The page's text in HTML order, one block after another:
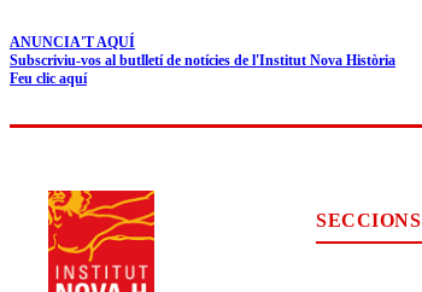
ANUNCIA'T AQUÍ
Subscriviu-vos al butlletí de notícies de l'Institut Nova Història
Feu clic aquí
SECCIONS